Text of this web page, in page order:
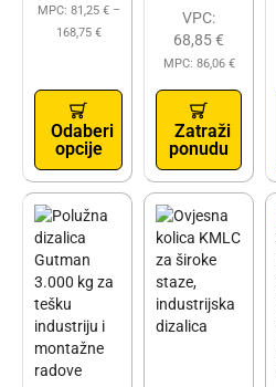
MPC: 81,25 €–
168,75 €
Odaberi
opcije
VPC:
68,85€
MPC: 86,06 €
Zatraži
ponudu